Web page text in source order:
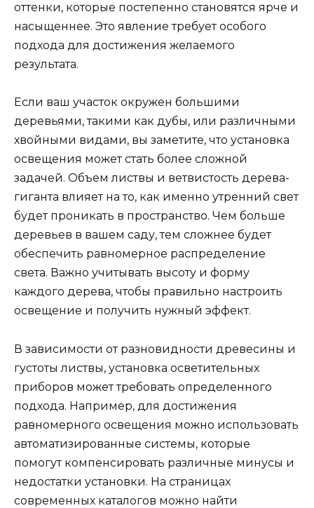
оттенки, которые постепенно становятся ярче и
насыщеннее. Это явление требует особого
подхода для достижения желаемого
результата.
Если ваш участок окружен большими
деревьями, такими как дубы, или различными
хвойными видами, вы заметите, что установка
освещения может стать более сложной
задачей. Объем листвы и ветвистость дерева-
гиганта влияет на то, как именно утренний свет
будет проникать в пространство. Чем больше
деревьев в вашем саду, тем сложнее будет
обеспечить равномерное распределение
света. Важно учитывать высоту и форму
каждого дерева, чтобы правильно настроить
освещение и получить нужный эффект.
В зависимости от разновидности древесины и
густоты листвы, установка осветительных
приборов может требовать определенного
подхода. Например, для достижения
равномерного освещения можно использовать
автоматизированные системы, которые
помогут компенсировать различные минусы и
недостатки установки. На страницах
современных каталогов можно найти